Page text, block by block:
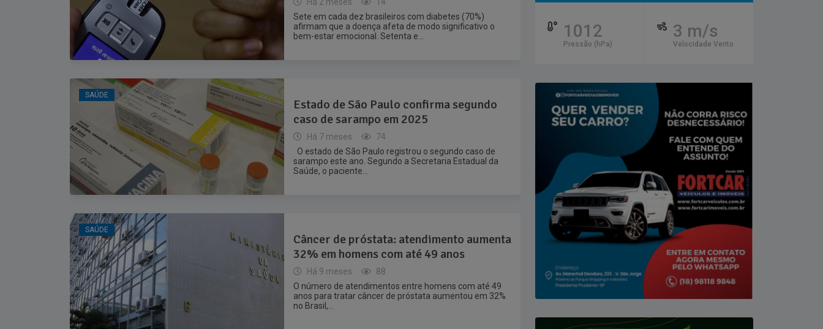
Sete em cada dez brasileiros com diabetes (70%)
afirmam que a doença afeta de modo significativo o
bem-estar emocional. Setenta e...
SAÚDE
Estado de São Paulo confirma segundo
caso de sarampo em 2025
Há 7 meses
74
O estado de São Paulo registrou o segundo caso de
sarampo este ano. Segundo a Secretaria Estadual da
Saúde, o paciente...
SAÚDE
Câncer de próstata: atendimento aumenta
32% em homens com até 49 anos
Há 9 meses
88
O número de atendimentos entre homens com até 49
anos para tratar câncer de próstata aumentou em 32%
no Brasil,...
1012
Pressão (hPa)
3 m/s
Velocidade Vento